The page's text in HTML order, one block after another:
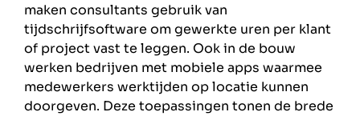
maken consultants gebruik van
tijdschrijfsoftware om gewerkte uren per klant
of project vast te leggen. Ook in de bouw
werken bedrijven met mobiele apps waarmee
medewerkers werktijden op locatie kunnen
doorgeven. Deze toepassingen tonen de brede